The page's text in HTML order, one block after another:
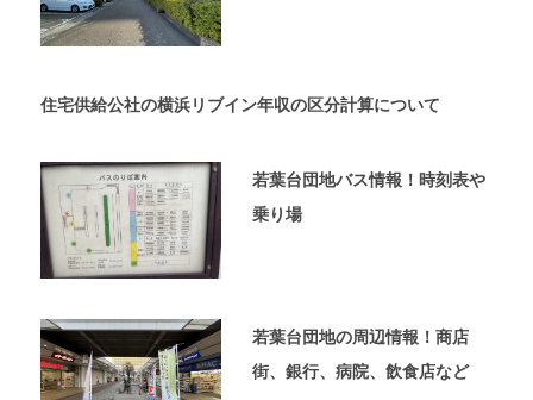
約
が
な
動
産
屋
太
平
ン
の
ホ
住宅供給公社の横浜リブイン年収の区分計算について
若葉台団地バス情報！時刻表や
乗り場
若葉台団地の周辺情報！商店
街、銀行、病院、飲食店など